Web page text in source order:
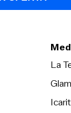
La